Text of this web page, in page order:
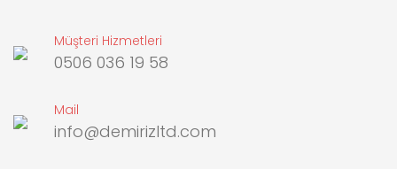
Müşteri Hizmetleri
0506 036 19 58
Mail
info@demirizltd.com